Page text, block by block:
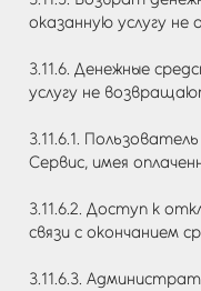
оказанную услугу не
3.11.6. Денежные
услугу не
3.11.6.1.
Сервис, имея
3.11.6.2. Доступ к
связи с окончанием
3.11.6.3.